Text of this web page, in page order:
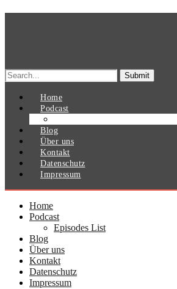
Search
for:
Home
Podcast
Blog
Über uns
Kontakt
Datenschutz
Impressum
Home
Podcast
Episodes List
Blog
Über uns
Kontakt
Datenschutz
Impressum